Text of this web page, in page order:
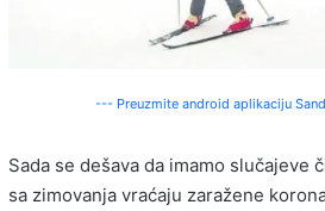
--- Preuzmite android aplikaciju
Sada se dešava da imamo slučajeve
sa zimovanja vraćaju zaražene